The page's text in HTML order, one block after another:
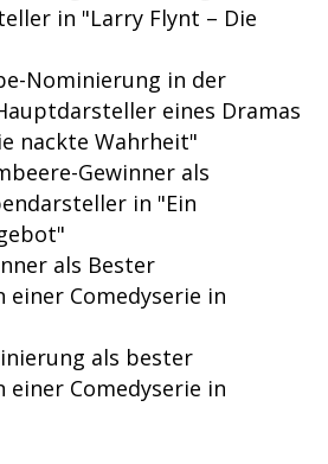
in "Larry Flynt – Die
Nominierung in der
eines Dramas
nackte Wahrheit"
Gewinner als
in "Ein
als Bester
Comedyserie in
als bester
Comedyserie in